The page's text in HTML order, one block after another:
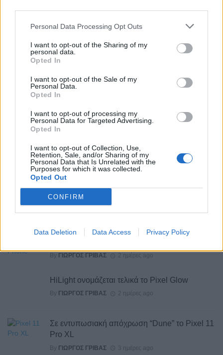
Personal Data Processing Opt Outs
I want to opt-out of the Sharing of my
personal data.
Opted In
I want to opt-out of the Sale of my
Personal Data.
Opted In
I want to opt-out of processing my
Personal Data for Targeted Advertising.
Opted In
I want to opt-out of Collection, Use,
Retention, Sale, and/or Sharing of my
Personal Data that Is Unrelated with the
Purposes for which it was collected.
Opted Out
CONFIRM
Data Deletion Data Access Privacy Policy
Πανάκριβος ο Snapdragon 8 Elite Gen 6 Pro
By ΓΙΏΡΓΟΣ ΓΡΊΒΑΣ 5 ώρες ago
κριτικές από διάφορα media στην Ευρώπη
ByP.KYPRAIOS
Επίσημα στοιχεία για τα αναδιπλούμενα
By ΓΙΏΡΓΟΣ ΓΡΊΒΑΣ 1 ημέρα ago
Διέρρευσε το Motorola Edge 70 Neo
By ΓΙΏΡΓΟΣ ΓΡΊΒΑΣ
Το σύνολο των τεχνικών προδιαγραφών του
By ΓΙΏΡΓΟΣ ΓΡΊΒΑΣ 2 ημέρες ago
HiLight ονομάζεται τελικά το Pixel Glow
By ΓΙΏΡΓΟΣ ΓΡΊΒΑΣ 2 ημέρες ago
Σε εντυπωσιακή απόχρωση “Dune” το Pixel 11
Pro XL
By ΓΙΏΡΓΟΣ ΓΡΊΒΑΣ 3 ημέρες ago